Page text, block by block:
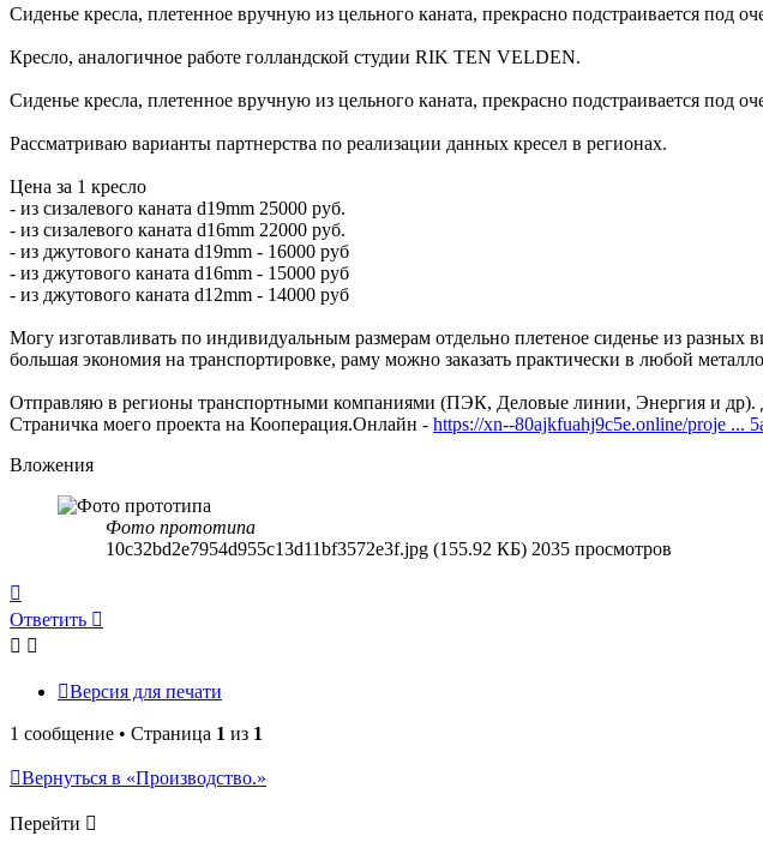
Сиденье кресла, плетенное вручную из цельного каната, прекрасно подстраивается под
Кресло, аналогичное работе голландской студии RIK TEN VELDEN.
Сиденье кресла, плетенное вручную из цельного каната, прекрасно подстраивается под
Рассматриваю варианты партнерства по реализации данных кресел в регионах.
Цена за 1 кресло
- из сизалевого каната d19mm 25000 руб.
- из сизалевого каната d16mm 22000 руб.
- из джутового каната d19mm - 16000 руб
- из джутового каната d16mm - 15000 руб
- из джутового каната d12mm - 14000 руб
Могу изготавливать по индивидуальным размерам отдельно плетеное сиденье из разных
большая экономия на транспортировке, раму можно заказать практически в любой
Отправляю в регионы транспортными компаниями (ПЭК, Деловые линии, Энергия и др).
Страничка моего проекта на Кооперация.Онлайн - https://xn--80ajkfuahj9c5e.online/proje ...
Вложения
Фото прототипа
10c32bd2e7954d955c13d11bf3572e3f.jpg (155.92 КБ) 2035 просмотров
к
началу
Ответить
Версия для печати
1 сообщение • Страница 1 из 1
Вернуться в «Производство.»
Перейти